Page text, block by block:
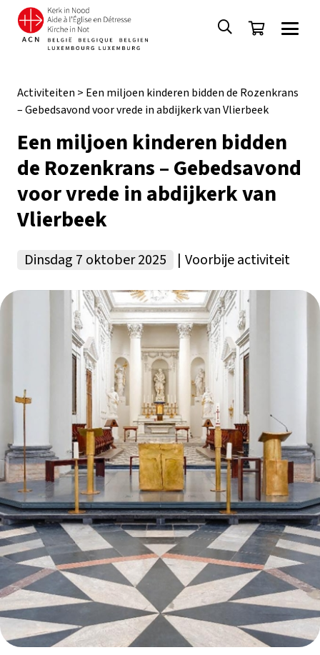
Activiteiten > Een miljoen kinderen bidden de Rozenkrans
– Gebedsavond voor vrede in abdijkerk van Vlierbeek
Een miljoen kinderen bidden
de Rozenkrans – Gebedsavond
voor vrede in abdijkerk van
Vlierbeek
Dinsdag 7 oktober 2025 | Voorbije activiteit